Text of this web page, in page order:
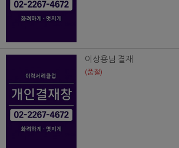
이상용님 결재
(품절)